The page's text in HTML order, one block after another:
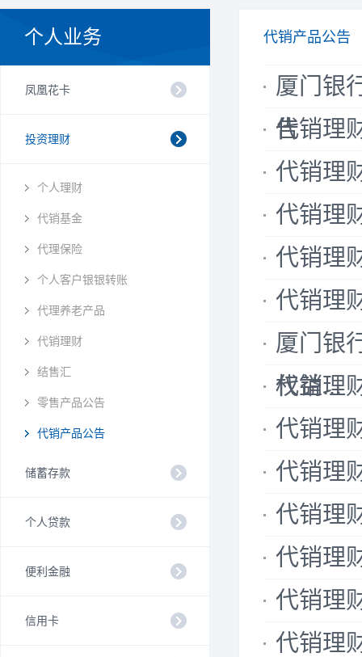
个人业务
凤凰花卡
投资理财
个人理财
代销基金
代理保险
个人客户银银转账
代理养老产品
代销理财
结售汇
零售产品公告
代销产品公告
储蓄存款
个人贷款
便利金融
信用卡
代销产品公告
厦门银
告
代销理
代销理
代销理
代销理
代销理
厦门银
权益...
代销理
代销理
代销理
代销理
代销理
代销理
代销理